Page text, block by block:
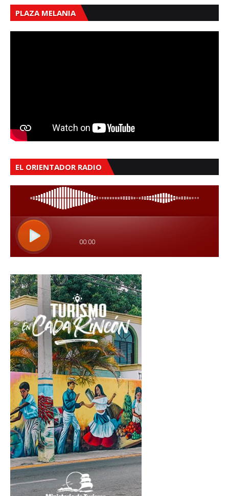
PLAZA MELANIA
EL ORIENTADOR RADIO